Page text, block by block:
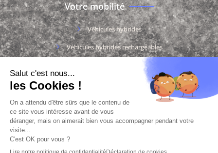
Votre mobilité
Véhicules hybrides
Véhicules hybrides rechargeables
Véhicules 100% électriques
Documentation